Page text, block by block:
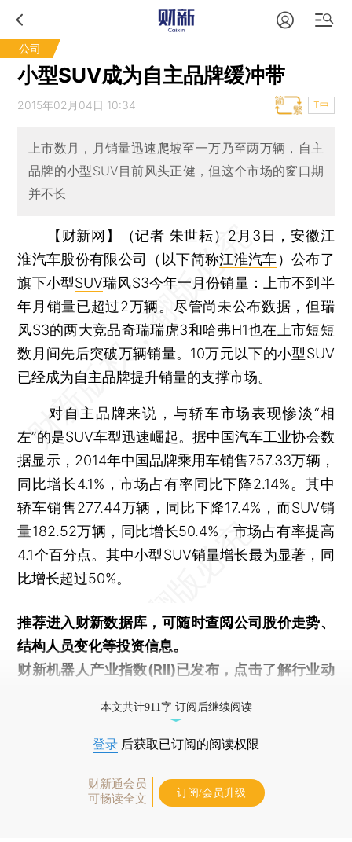
公司
小型SUV成为自主品牌缓冲带
2015年02月04日 10:34 T中
上市数月，月销量迅速爬坡至一万乃至两万辆，自主
品牌的小型SUV目前风头正健，但这个市场的窗口期
并不长
【财新网】（记者 朱世耘） 2月3日，安徽江
淮汽车股份有限公司（以下简称江淮汽车）公布了
旗下小型SUV瑞风S3今年一月份销量：上市不到半
年月销量已超过2万辆。尽管尚未公布数据，但瑞
风S3的两大竞品奇瑞瑞虎3和哈弗H1也在上市短短
数月间先后突破万辆销量。10万元以下的小型SUV
已经成为自主品牌提升销量的支撑市场。
对自主品牌来说，与轿车市场表现惨淡“相
左”的是SUV车型迅速崛起。据中国汽车工业协会数
据显示，2014年中国品牌乘用车销售757.33万辆，
同比增长4.1%，市场占有率同比下降2.14%。其中
轿车销售277.44万辆，同比下降17.4%，而SUV销
量182.52万辆，同比增长50.4%，市场占有率提高
4.1个百分点。其中小型SUV销量增长最为显著，同
比增长超过50%。
推荐进入财新数据库 ，可随时查阅公司股价走势、
结构人员变化等投资信息。
财新机器人产业指数(RII)已发布， 点击了解行业动
本文共计911字 订阅后继续阅读
登录 后获取已订阅的阅读权限
财新通会员
可畅读全文
订阅/会员升级